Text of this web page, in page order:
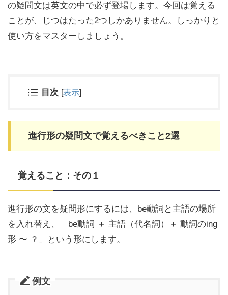
の疑問文は英文の中で必ず登場します。今回は覚える
ことが、じつはたった2つしかありません。しっかりと
使い方をマスターしましょう。
目次 [表示]
進行形の疑問文で覚えるべきこと2選
覚えること：その１
進行形の文を疑問形にするには、be動詞と主語の場所
を入れ替え、「be動詞 ＋ 主語（代名詞）＋ 動詞のing
形 〜 ？」という形にします。
例文